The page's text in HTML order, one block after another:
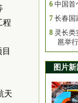
程
天
6 中国首
7 长春国
8 灵长类
邕举行
图片新